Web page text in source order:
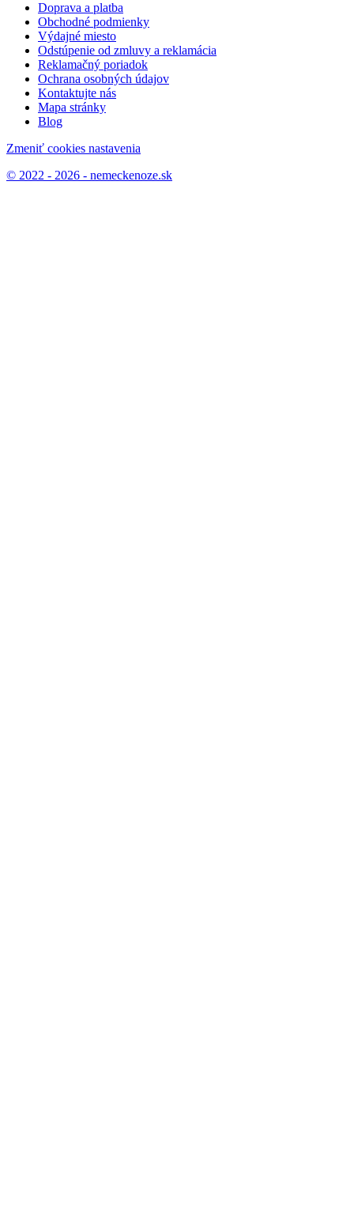
Doprava a platba
Obchodné podmienky
Výdajné miesto
Odstúpenie od zmluvy a reklamácia
Reklamačný poriadok
Ochrana osobných údajov
Kontaktujte nás
Mapa stránky
Blog
Zmeniť cookies nastavenia
© 2022 - 2026 - nemeckenoze.sk